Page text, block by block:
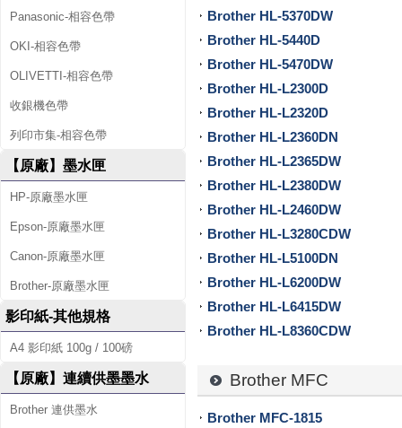
廠
碳
粉
匣
、
原
廠
墨
水
匣
、
標
Panasonic-相容色帶
OKI-相容色帶
OLIVETTI-相容色帶
收銀機色帶
列印市集-相容色帶
【原廠】墨水匣
HP-原廠墨水匣
Epson-原廠墨水匣
Canon-原廠墨水匣
Brother-原廠墨水匣
影印紙-其他規格
A4 影印紙 100g / 100磅
【原廠】連續供墨墨水
Brother 連供墨水
Brother HL-5370DW
Brother HL-5440D
Brother HL-5470DW
Brother HL-L2300D
Brother HL-L2320D
Brother HL-L2360DN
Brother HL-L2365DW
Brother HL-L2380DW
Brother HL-L2460DW
Brother HL-L3280CDW
Brother HL-L5100DN
Brother HL-L6200DW
Brother HL-L6415DW
Brother HL-L8360CDW
Brother MFC
Brother MFC-1815